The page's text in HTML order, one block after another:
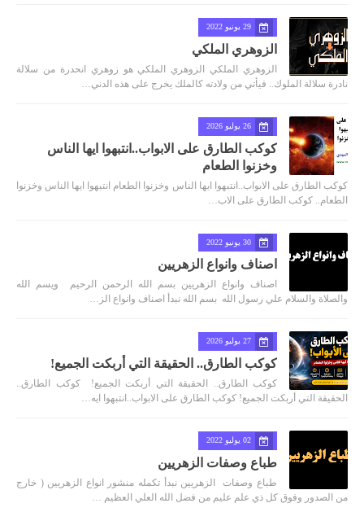
29 يونيو 2022
الزوهري الملكي
الزوهري الملكي الزوهري الملكي هو زوهري انحدرة من سلالة
نادرة سلالة الملوك.. فيأتي من ولادته كالملك يخرج على هذه الدني…
26 يوليو 2026
كوكب الطارق على الابواب..انتبهوا ايها الناس
وخزنوا الطعام
كوكب الطارق على الابواب..انتبهوا ايها الناس وخزنوا الطعام انتبهوا ايها الناس وخزنوا
الطعام.. كوكب الطارق على الاب…
30 يونيو 2022
اصناف وانواع الزهريين
اصناف وانواع الزهريين بسم الله الرحمن الرحيم ويسم الله
والصلاة والسلام علي رسول الله بسم الله نبدأ اصناف وانواع الز…
27 يوليو 2026
كوكب الطارق.. الحقيقة التي أربكت الجميع!
كوكب الطارق.. الحقيقة التي أربكت الجميع! كوكب الطارق..
الحقيقة التي أربكت الجميع! كوكب الطارق على الابواب..انتبهوا ايه…
02 يوليو 2022
طباع وصفات الزهريين
طباع وصفات الزهريين نبدأ تكمله منشور انواع الزهريين ( خارج
من الصدور وفوق كل ذي علم عليم من فضل الله العلي العظيم …